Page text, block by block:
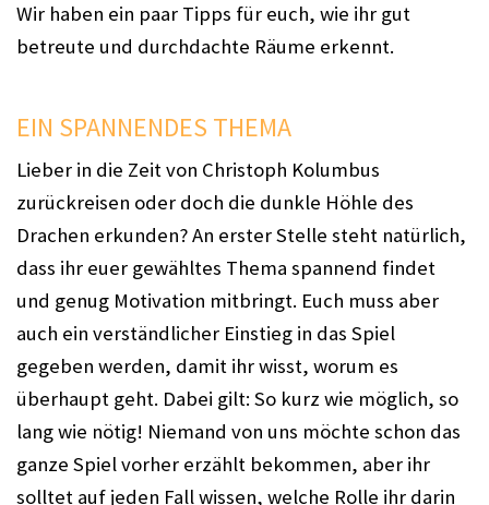
Wir haben ein paar Tipps für euch, wie ihr gut
betreute und durchdachte Räume erkennt.
EIN SPANNENDES THEMA
Lieber in die Zeit von Christoph Kolumbus
zurückreisen oder doch die dunkle Höhle des
Drachen erkunden? An erster Stelle steht natürlich,
dass ihr euer gewähltes Thema spannend findet
und genug Motivation mitbringt. Euch muss aber
auch ein verständlicher Einstieg in das Spiel
gegeben werden, damit ihr wisst, worum es
überhaupt geht. Dabei gilt: So kurz wie möglich, so
lang wie nötig! Niemand von uns möchte schon das
ganze Spiel vorher erzählt bekommen, aber ihr
solltet auf jeden Fall wissen, welche Rolle ihr darin